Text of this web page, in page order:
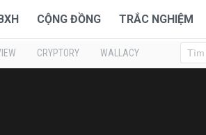
CỘNG ĐỒNG TRẮC NGHIỆM
CRYPTORY WALLACY